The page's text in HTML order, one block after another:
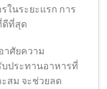
ในระยะแรก การ
ดีที่สุด
าศัยความ
บประทานอาหารที่
ะสม จะช่วยลด